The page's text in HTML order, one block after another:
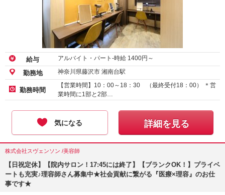
給与 アルバイト・パート-時給 1400円～
勤務地 神奈川県藤沢市 湘南台駅
勤務時間
【営業時間】10：00～18：30 （最終受付18：00） ＊営
業時間に1部と2部…
気になる 詳細を見る
株式会社スヴェンソン /美容師
【日祝定休】【院内サロン！17:45には終了】【ブランクOK！】プライベ
ートも充実♪理容師さん募集中★社会貢献に繋がる『医療×理容』のお仕
事です★